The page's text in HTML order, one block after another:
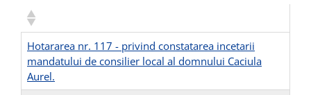
Hotararea nr. 117 - privind constatarea incetarii
mandatului de consilier local al domnului Caciula
Aurel.